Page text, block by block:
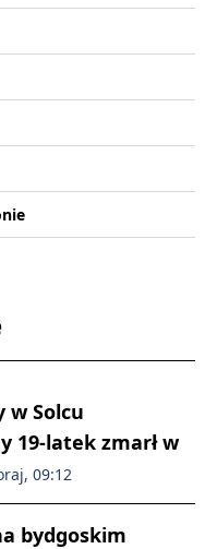
Solcu
19-latek zmarł w
09:12
bydgoskim